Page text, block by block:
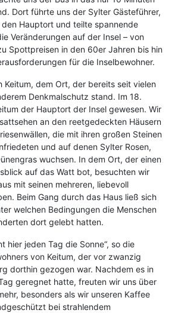
Dort führte uns der Sylter Gästeführer,
Hauptort und teilte spannende
Veränderungen auf der Insel – von
Spottpreisen in den 60er Jahren bis hin
für die Inselbewohner.
Keitum, dem Ort, der bereits seit vielen
Denkmalschutz stand. Im 18.
der Hauptort der Insel gewesen. Wir
an den reetgedeckten Häusern
die mit ihren großen Steinen
und auf denen Sylter Rosen,
wuchsen. In dem Ort, der einen
auf das Watt bot, besuchten wir
mit seinen mehreren, liebevoll
Beim Gang durch das Haus ließ sich
welchen Bedingungen die Menschen
dort gelebt hatten.
hier jeden Tag die Sonne“, so die
von Keitum, der vor zwanzig
dorthin gezogen war. Nachdem es in
geregnet hatte, freuten wir uns über
besonders als wir unseren Kaffee
bei strahlendem